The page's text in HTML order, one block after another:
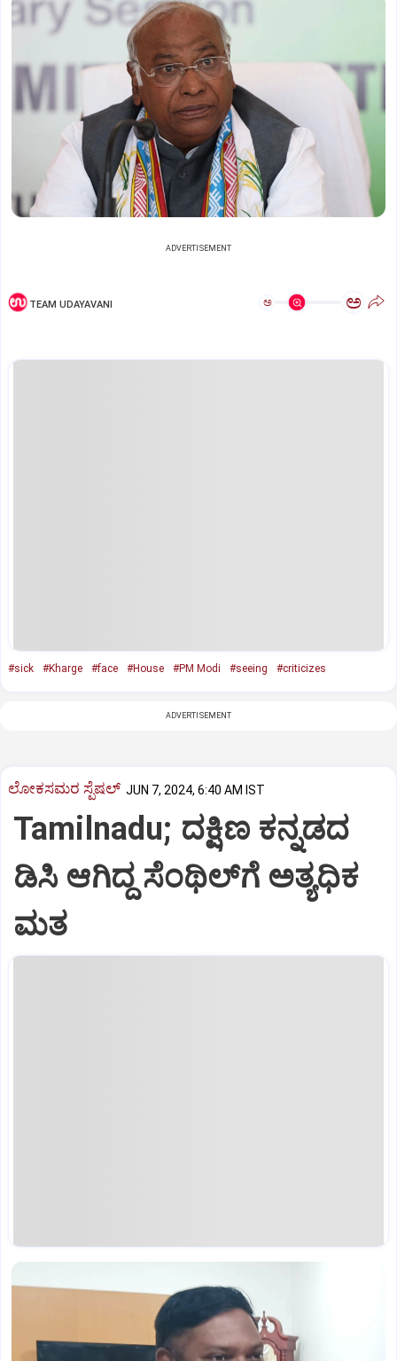
ADVERTISEMENT
TEAM UDAYAVANI ಅ ಅ
#sick #Kharge #face #House #PM Modi #seeing #criticizes
ADVERTISEMENT
ಲೋಕಸಮರ ಸ್ಪೆಷಲ್‌ JUN 7, 2024, 6:40 AM IST
Tamilnadu; ದಕ್ಷಿಣ ಕನ್ನಡದ
ಡಿಸಿ ಆಗಿದ್ದ ಸೆಂಥಿಲ್‌ಗೆ ಅತ್ಯಧಿಕ
ಮತ